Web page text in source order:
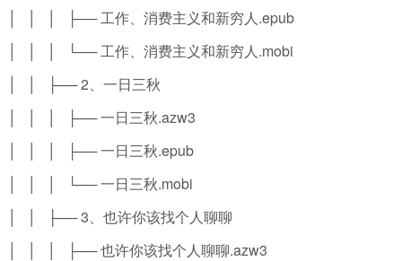
│ │ │ ├── 工作、消费主义和新穷人.epub
│ │ │ └── 工作、消费主义和新穷人.mobi
│ │ ├── 2、一日三秋
│ │ │ ├── 一日三秋.azw3
│ │ │ ├── 一日三秋.epub
│ │ │ └── 一日三秋.mobi
│ │ ├── 3、也许你该找个人聊聊
│ │ │ ├── 也许你该找个人聊聊.azw3